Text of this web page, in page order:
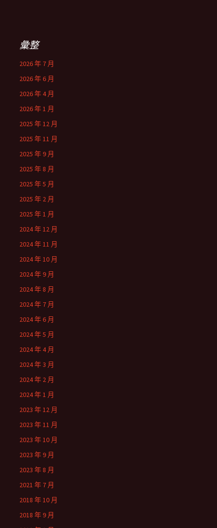
彙整
2026 年 7 月
2026 年 6 月
2026 年 4 月
2026 年 1 月
2025 年 12 月
2025 年 11 月
2025 年 9 月
2025 年 8 月
2025 年 5 月
2025 年 2 月
2025 年 1 月
2024 年 12 月
2024 年 11 月
2024 年 10 月
2024 年 9 月
2024 年 8 月
2024 年 7 月
2024 年 6 月
2024 年 5 月
2024 年 4 月
2024 年 3 月
2024 年 2 月
2024 年 1 月
2023 年 12 月
2023 年 11 月
2023 年 10 月
2023 年 9 月
2023 年 8 月
2021 年 7 月
2018 年 10 月
2018 年 9 月